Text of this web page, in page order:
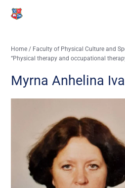
Home / Faculty of Physical Culture and
“Physical therapy and occupational
Myrna Anhelina